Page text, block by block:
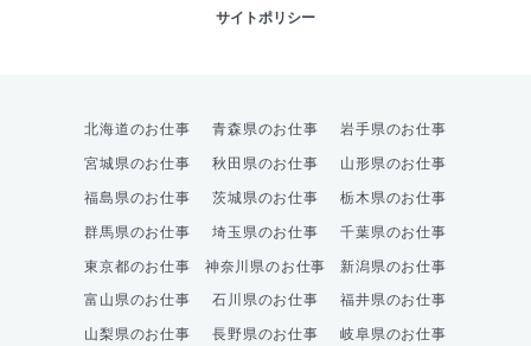
サイトポリシー
北海道のお仕事 青森県のお仕事 岩手県のお仕事
宮城県のお仕事 秋田県のお仕事 山形県のお仕事
福島県のお仕事 茨城県のお仕事 栃木県のお仕事
群馬県のお仕事 埼玉県のお仕事 千葉県のお仕事
東京都のお仕事 神奈川県のお仕事 新潟県のお仕事
富山県のお仕事 石川県のお仕事 福井県のお仕事
山梨県のお仕事 長野県のお仕事 岐阜県のお仕事